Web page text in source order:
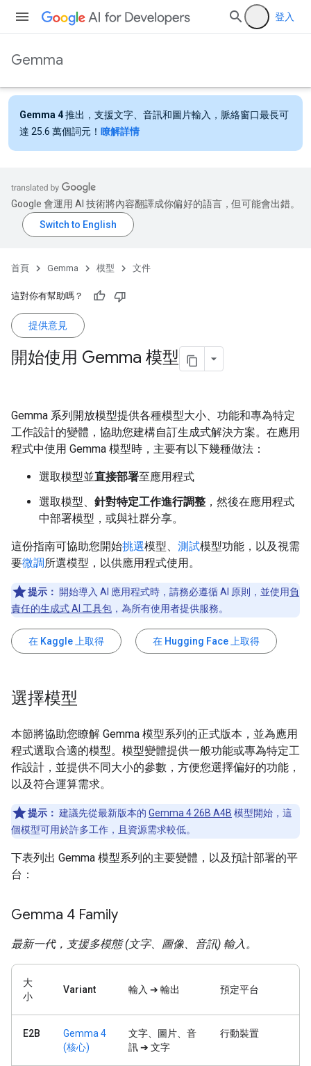
登入
Gemma
Gemma 4推出，支援文字、音訊和圖片輸入，脈絡窗口最長可
達 25.6 萬個詞元！ 瞭解詳情
Google 會運用 AI 技術將內容翻譯成你偏好的語言，但可能會出錯。
首頁 Gemma 模型 文件
這對你有幫助嗎？
提供意見
開始使用 Gemma 模型
Gemma 系列開放模型提供各種模型大小、功能和專為特定
工作設計的變體，協助您建構自訂生成式解決方案。在應用
程式中使用 Gemma 模型時，主要有以下幾種做法：
選取模型並直接部署至應用程式
選取模型、 針對特定工作進行調整 ，然後在應用程式
中部署模型，或與社群分享。
這份指南可協助您開始挑選模型、 測試模型功能，以及視需
要微調所選模型，以供應用程式使用。
提示： 開始導入 AI 應用程式時，請務必遵循 AI 原則，並使用負
責任的生成式 AI 工具包 ，為所有使用者提供服務。
在 Kaggle 上取得 在 Hugging Face 上取得
選擇模型
本節將協助您瞭解 Gemma 模型系列的正式版本，並為應用
程式選取合適的模型。模型變體提供一般功能或專為特定工
作設計，並提供不同大小的參數，方便您選擇偏好的功能，
以及符合運算需求。
提示： 建議先從最新版本的 Gemma 4 26B A4B 模型開始，這
個模型可用於許多工作，且資源需求較低。
下表列出 Gemma 模型系列的主要變體，以及預計部署的平
台：
Gemma 4 Family
最新一代，支援多模態 (文字、圖像、音訊) 輸入。
大
小
Variant 輸入 ➔ 輸出 預定平台
E2B
Gemma 4
(核心)
文字、圖片、音
訊 ➔ 文字
行動裝置